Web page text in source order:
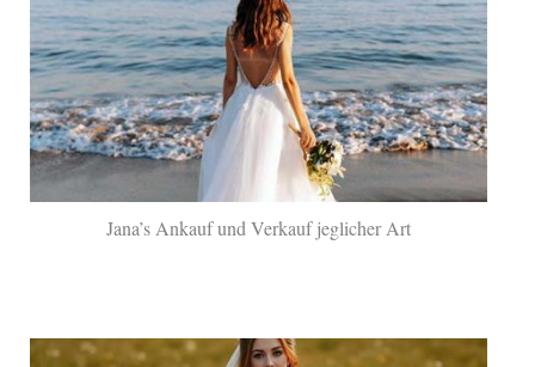
Jana’s Ankauf und Verkauf jeglicher Art